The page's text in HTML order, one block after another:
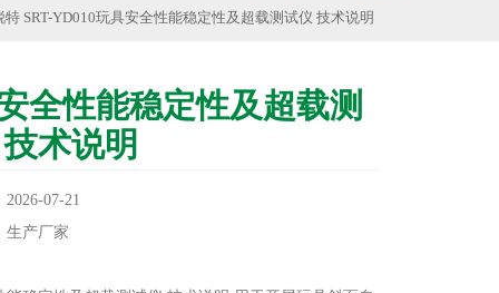
特 SRT-YD010玩具安全性能稳定性及超载测试仪 技术说明
全性能稳定性及超载测
术说明
07-21
生产厂家